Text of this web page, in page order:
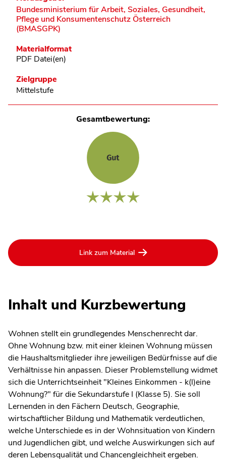
Bundesministerium für Arbeit, Soziales, Gesundheit,
Pflege und Konsumentenschutz Österreich
(BMASGPK)
Materialformat
PDF Datei(en)
Zielgruppe
Mittelstufe
Gesamtbewertung:
Link zum Material
Inhalt und Kurzbewertung
Wohnen stellt ein grundlegendes Menschenrecht dar.
Ohne Wohnung bzw. mit einer kleinen Wohnung müssen
die Haushaltsmitglieder ihre jeweiligen Bedürfnisse auf die
Verhältnisse hin anpassen. Dieser Problemstellung widmet
sich die Unterrichtseinheit "Kleines Einkommen - k(l)eine
Wohnung?" für die Sekundarstufe I (Klasse 5). Sie soll
Lernenden in den Fächern Deutsch, Geographie,
wirtschaftlicher Bildung und Mathematik verdeutlichen,
welche Unterschiede es in der Wohnsituation von Kindern
und Jugendlichen gibt, und welche Auswirkungen sich auf
deren Lebensqualität und Chancengleichheit ergeben.